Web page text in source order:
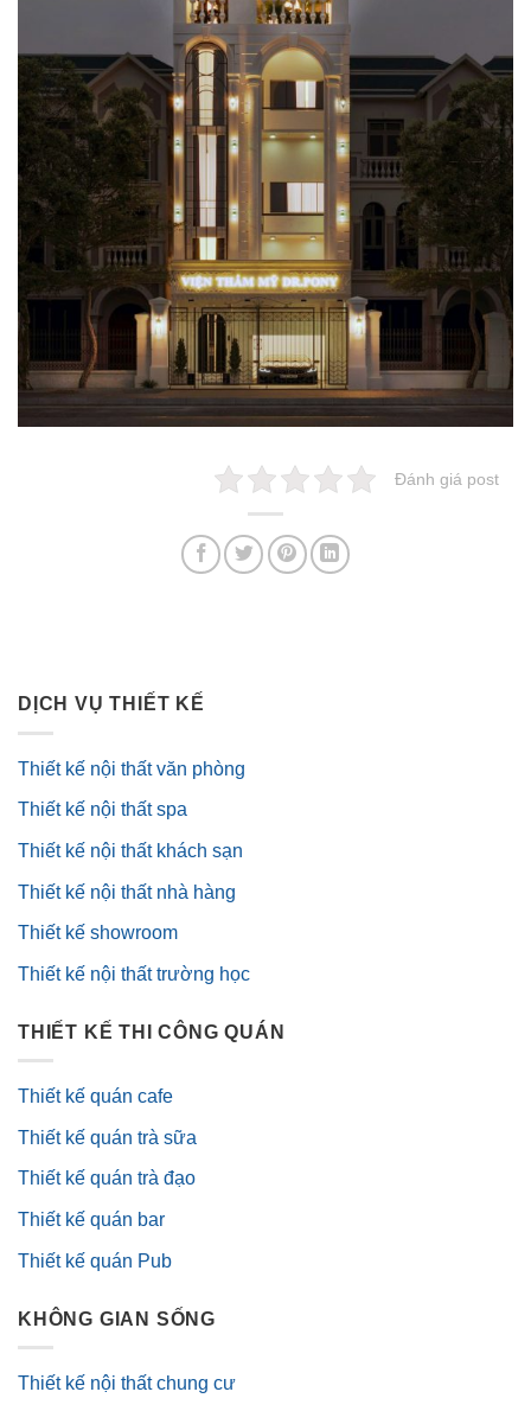
Đánh giá post
DỊCH VỤ THIẾT KẾ
Thiết kế nội thất văn phòng
Thiết kế nội thất spa
Thiết kế nội thất khách sạn
Thiết kế nội thất nhà hàng
Thiết kế showroom
Thiết kế nội thất trường học
THIẾT KẾ THI CÔNG QUÁN
Thiết kế quán cafe
Thiết kế quán trà sữa
Thiết kế quán trà đạo
Thiết kế quán bar
Thiết kế quán Pub
KHÔNG GIAN SỐNG
Thiết kế nội thất chung cư